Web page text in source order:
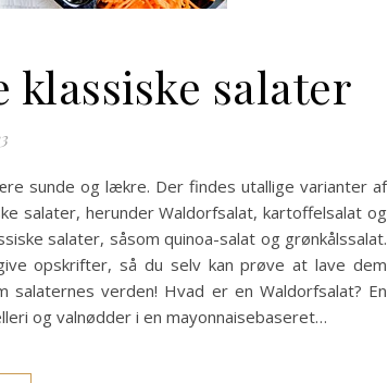
klassiske salater
sunde og lækre. Der findes utallige varianter af
salater, herunder Waldorfsalat, kartoffelsalat og
salater, såsom quinoa-salat og grønkålssalat.
opskrifter, så du selv kan prøve at lave dem
verden! Hvad er en Waldorfsalat? En
og valnødder i en mayonnaisebaseret…